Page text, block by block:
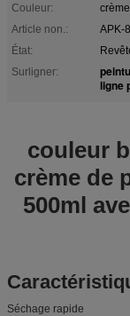
Couleur:
Article non.:
APK-
État:
Surligner:
ligne
couleur
crème de
500ml
Séchage rapide